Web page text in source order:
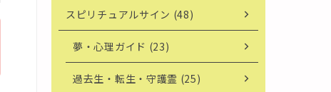
スピリチュアルサイン (48)
夢・心理ガイド (23)
過去生・転生・守護霊 (25)